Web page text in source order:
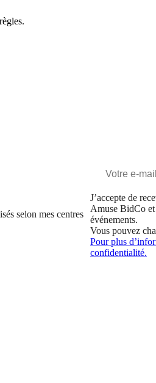
selon mes centres
J’accepte de
Amuse BidCo et
événements.
Vous pouvez
Pour plus
confidentialité.